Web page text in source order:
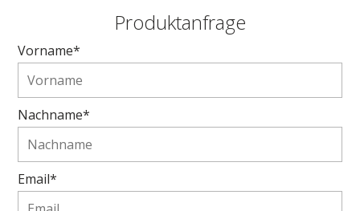
Produktanfrage
Vorname*
Nachname*
Email*